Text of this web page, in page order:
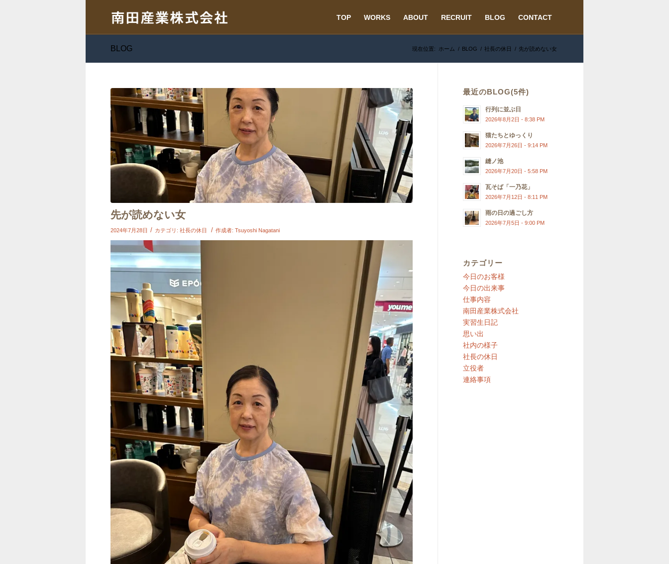
TOP WORKS ABOUT RECRUIT BLOG CONTACT
BLOG 現在位置: ホーム / BLOG / 社長の休日 / 先が読めない女
先が読めない女
2024年7月28日 / カテゴリ: 社長の休日 / 作成者: Tsuyoshi Nagatani
最近のBLOG(5件)
行列に並ぶ日
2026年8月2日 - 8:38 PM
猫たちとゆっくり
2026年7月26日 - 9:14 PM
縫ノ池
2026年7月20日 - 5:58 PM
瓦そば「一乃花」
2026年7月12日 - 8:11 PM
雨の日の過ごし方
2026年7月5日 - 9:00 PM
カテゴリー
今日のお客様
今日の出来事
仕事内容
南田産業株式会社
実習生日記
思い出
社内の様子
社長の休日
立役者
連絡事項